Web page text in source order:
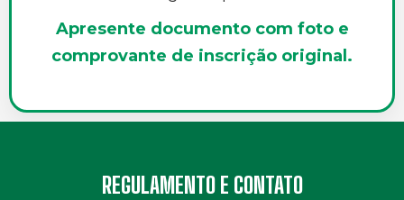
Apresente documento com foto e
comprovante de inscrição original.
REGULAMENTO E CONTATO